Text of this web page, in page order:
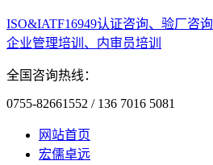
ISO&IATF16949认证咨询、验厂咨询
企业管理培训、内审员培训
全国咨询热线：
0755-82661552 / 136 7016 5081
网站首页
宏儒卓远